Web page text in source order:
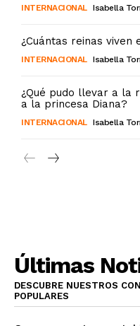
INTERNACIONAL Isabella
¿Cuántas reinas viven
INTERNACIONAL Isabella
¿Qué pudo llevar a la
a la princesa Diana?
INTERNACIONAL Isabella
Últimas
DESCUBRE NUESTROS
POPULARES